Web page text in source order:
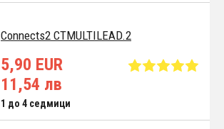
Connects2 CTMULTILEAD.2
5,90 EUR
11,54 лв
1 до 4 седмици